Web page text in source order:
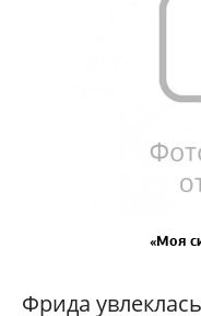
«Моя
Фрида